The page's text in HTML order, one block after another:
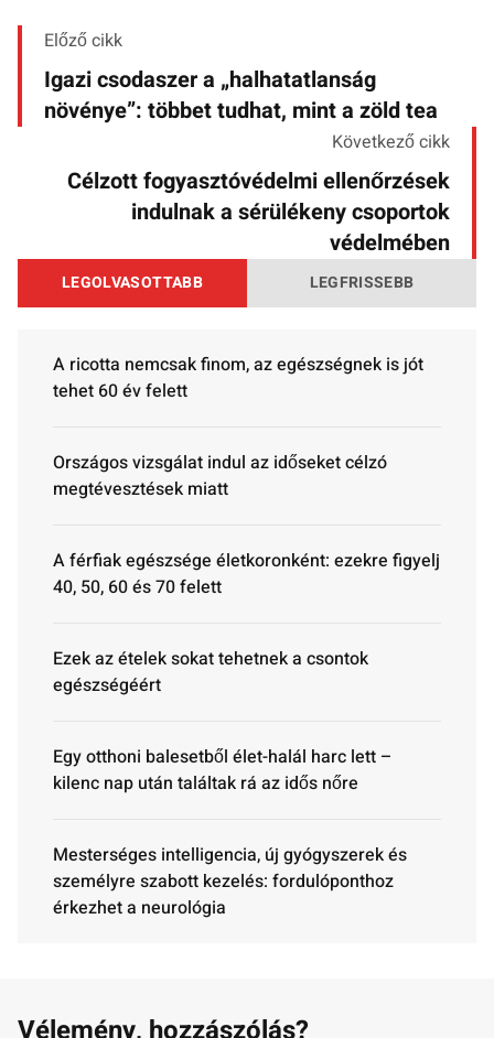
Előző cikk
Igazi csodaszer a „halhatatlanság
növénye”: többet tudhat, mint a zöld tea
Következő cikk
Célzott fogyasztóvédelmi ellenőrzések
indulnak a sérülékeny csoportok
védelmében
LEGOLVASOTTABB LEGFRISSEBB
A ricotta nemcsak finom, az egészségnek is jót
tehet 60 év felett
Országos vizsgálat indul az időseket célzó
megtévesztések miatt
A férfiak egészsége életkoronként: ezekre figyelj
40, 50, 60 és 70 felett
Ezek az ételek sokat tehetnek a csontok
egészségéért
Egy otthoni balesetből élet-halál harc lett –
kilenc nap után találtak rá az idős nőre
Mesterséges intelligencia, új gyógyszerek és
személyre szabott kezelés: fordulóponthoz
érkezhet a neurológia